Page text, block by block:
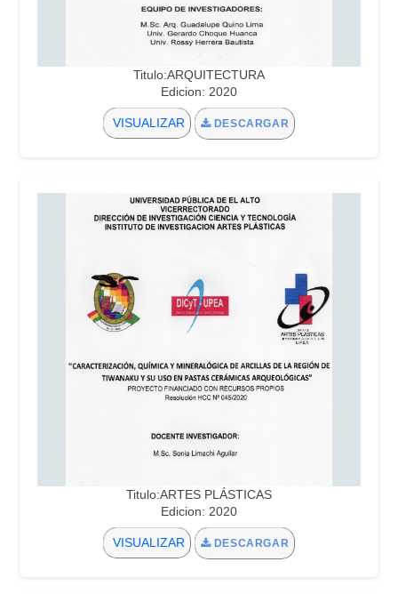
Titulo:ARQUITECTURA
Edicion: 2020
VISUALIZAR DESCARGAR
Titulo:ARTES PLÁSTICAS
Edicion: 2020
VISUALIZAR DESCARGAR